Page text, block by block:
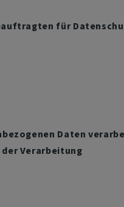
für
Daten
Verarbeitung